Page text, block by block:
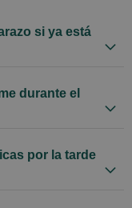
si ya está
durante el
por la tarde